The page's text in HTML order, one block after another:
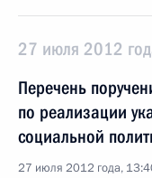
27 июля 2012
Перечень
по реализации
социальной
27 июля 2012 года,